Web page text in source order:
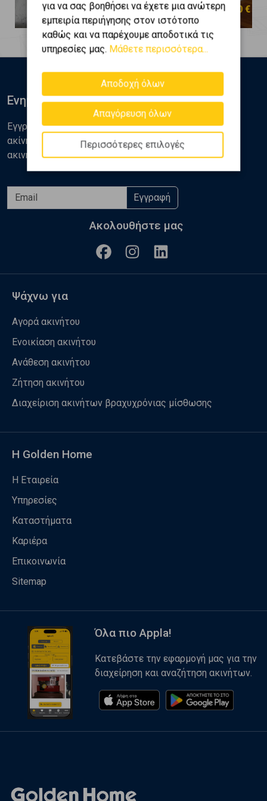
180.000 €
420.000 €
για να σας βοηθήσει να έχετε μια ανώτερη
εμπειρία περιήγησης στον ιστότοπο
καθώς και να παρέχουμε αποδοτικά τις
υπηρεσίες μας. Μάθετε περισσότερα...
Αποδοχή όλων
Απαγόρευση όλων
Περισσότερες επιλογές
Ενημερωθείτε
Εγγραφείτε στο newsletter της Golden Home για νέα
ακίνητα, αναλύσεις και διάφορα θέματα της αγοράς
ακινήτων
Εγγραφή
Ακολουθήστε μας
Ψάχνω για
Αγορά ακινήτου
Ενοικίαση ακινήτου
Ανάθεση ακινήτου
Ζήτηση ακινήτου
Διαχείριση ακινήτων βραχυχρόνιας μίσθωσης
Η Golden Home
Η Εταιρεία
Υπηρεσίες
Καταστήματα
Καριέρα
Επικοινωνία
Sitemap
Όλα πιο Appla!
Κατεβάστε την εφαρμογή μας για την
διαχείρηση και αναζήτηση ακινήτων.